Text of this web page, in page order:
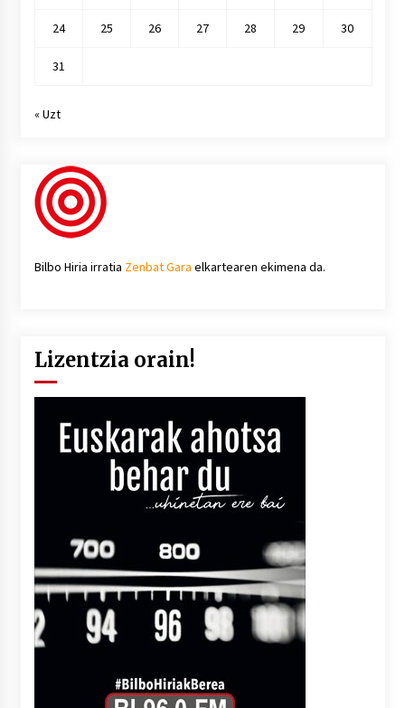
24 25 26 27 28 29 30
31
« Uzt
Bilbo Hiria irratia Zenbat Gara elkartearen ekimena da.
Lizentzia orain!